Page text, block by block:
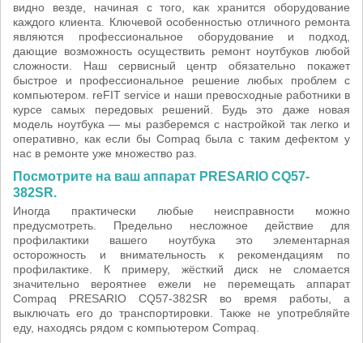
видно везде, начиная с того, как хранится оборудование
каждого клиента. Ключевой особенностью отличного ремонта
являются профессиональное оборудование и подход,
дающие возможность осуществить ремонт ноутбуков любой
сложности. Наш сервисный центр обязательно покажет
быстрое и профессиональное решение любых проблем с
компьютером. reFIT service и наши превосходные работники в
курсе самых передовых решений. Будь это даже новая
модель ноутбука — мы разберемся с настройкой так легко и
оперативно, как если бы Compaq была с таким дефектом у
нас в ремонте уже множество раз.
Посмотрите на ваш аппарат PRESARIO CQ57-
382SR.
Иногда практически любые неисправности можно
предусмотреть. Предельно несложное действие для
профилактики вашего ноутбука это элементарная
осторожность и внимательность к рекомендациям по
профилактике. К примеру, жёсткий диск не сломается
значительно вероятнее ежели не перемещать аппарат
Compaq PRESARIO CQ57-382SR во время работы, а
выключать его до транспортировки. Также не употребляйте
еду, находясь рядом с компьютером Compaq.